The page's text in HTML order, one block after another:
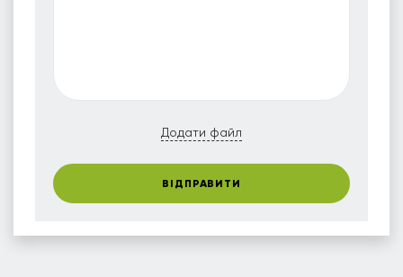
Додати файл
ВІДПРАВИТИ